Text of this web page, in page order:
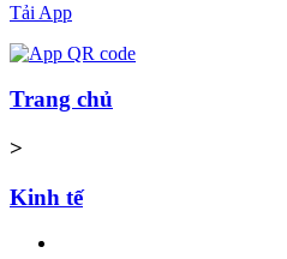
Tải App
Trang chủ
>
Kinh tế